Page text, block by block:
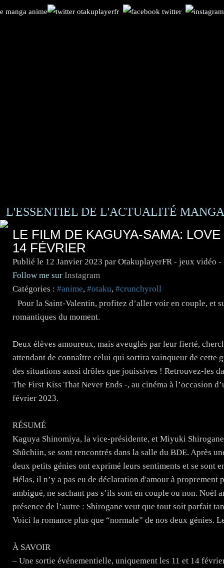
L'ESSENTIEL DE L'ACTUALITÉ
LE FILM DE KAGUYA-SAMA:
14 FÉVRIER
Publié le 12 Janvier 2023 par OtakuplayerFR - jeux vidéo -
Follow me sur Instagram
Catégories : #anime, #otaku, #crunchyroll
Pour la Saint-Valentin, profitez d’aller voir en couple, et
romantiques du moment.
Deux élèves amoureux, mais aveuglés par leur fierté,
attendant de connaître celui qui sortira vainqueur de cette
des situations aussi drôles que jouissives ! Retrouvez-les
The First Kiss That Never Ends -, au cinéma à l’occasion
février 2023.
RÉSUMÉ
Kaguya Shinomiya, la vice-présidente, et Miyuki
Shûchiin, se sont rencontrés dans la salle du BDE. Après
deux petits génies ont exprimé leurs sentiments et se sont
Hélas, il n’y a pas eu de déclaration d'amour à
ambiguë, ne sachant pas s’ils sont en couple ou non. Noël
présence de l’autre : Shirogane veut que tout soit parfait
Voici la romance plus que “normale” de nos deux génies.
À SAVOIR
– Une sortie événementielle, uniquement les 11 et 14